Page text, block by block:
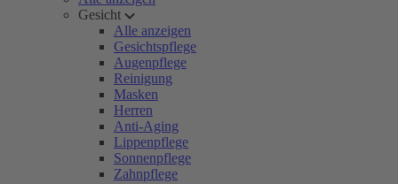
Gesicht
Alle anzeigen
Gesichtspflege
Augenpflege
Reinigung
Masken
Herren
Anti-Aging
Lippenpflege
Sonnenpflege
Zahnpflege